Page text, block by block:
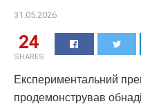
31.05.2026
24
SHARES
Експериментальний
продемонстрував